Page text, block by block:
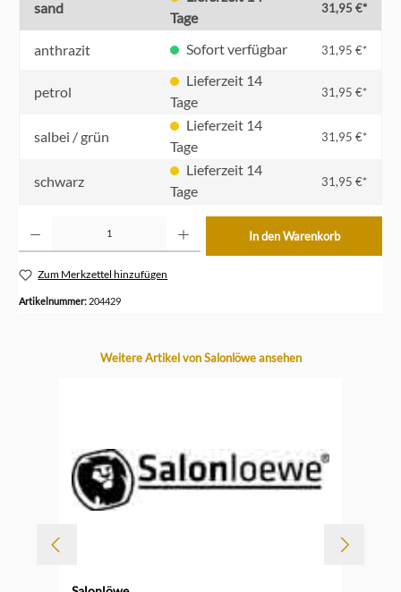
sand
Tage
31,95 €*
anthrazit Sofort verfügbar 31,95 €*
petrol
Tage
31,95 €*
salbei / grün
Tage
31,95 €*
schwarz
Tage
31,95 €*
In den Warenkorb
Zum Merkzettel hinzufügen
Artikelnummer: 204429
Produktgalerie überspringen
Weitere Artikel von Salonlöwe ansehen